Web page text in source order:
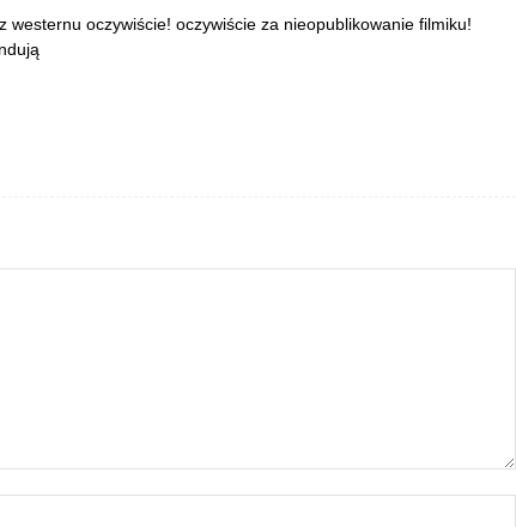
westernu oczywiście! oczywiście za nieopublikowanie filmiku!